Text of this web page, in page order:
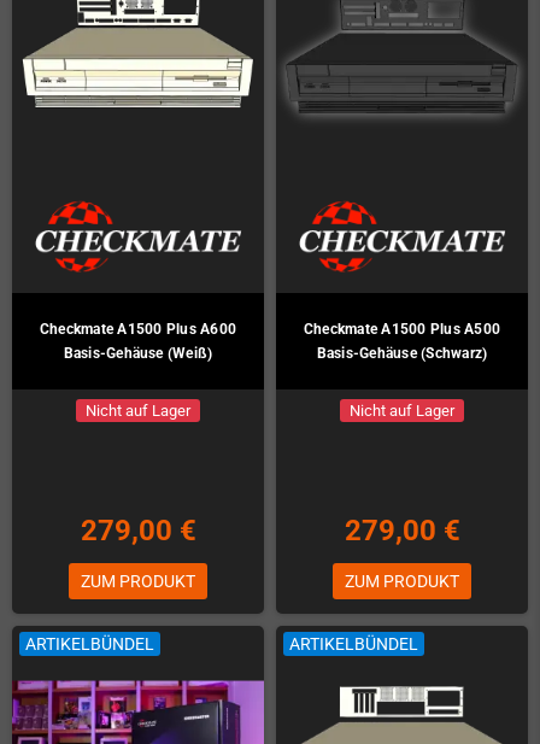
Checkmate A1500 Plus A600
Basis-Gehäuse (Weiß)
Nicht auf Lager
279,00 €
ZUM PRODUKT
Checkmate A1500 Plus A500
Basis-Gehäuse (Schwarz)
Nicht auf Lager
279,00 €
ZUM PRODUKT
ARTIKELBÜNDEL ARTIKELBÜNDEL